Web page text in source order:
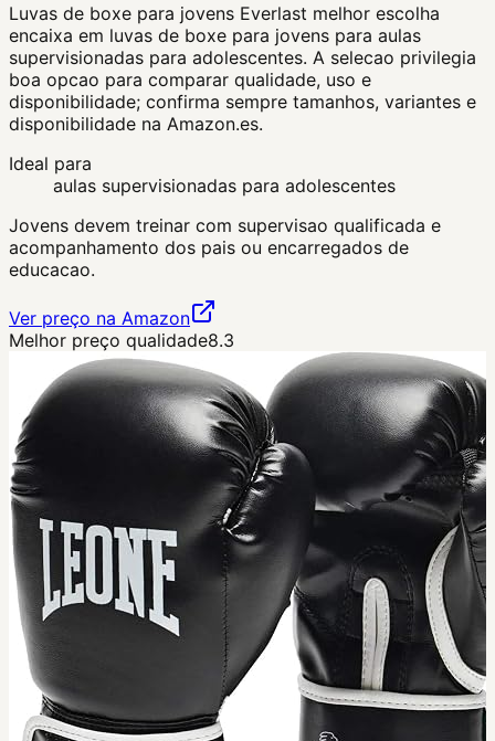
Luvas de boxe para jovens Everlast melhor escolha
encaixa em luvas de boxe para jovens para aulas
supervisionadas para adolescentes. A selecao privilegia
boa opcao para comparar qualidade, uso e
disponibilidade; confirma sempre tamanhos, variantes e
disponibilidade na Amazon.es.
Ideal para
aulas supervisionadas para adolescentes
Jovens devem treinar com supervisao qualificada e
acompanhamento dos pais ou encarregados de
educacao.
Ver preço na Amazon
Melhor preço qualidade8.3